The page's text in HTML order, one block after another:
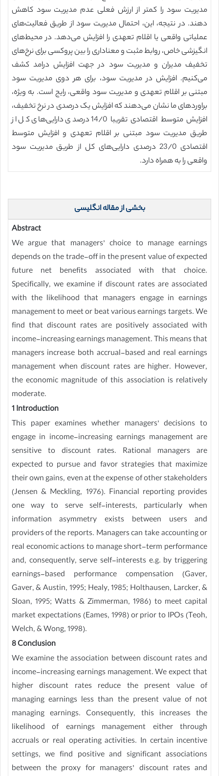
مدیریت سود را کمتر از ارزش فعلی عدم مدیریت سود کاهش
دهند. در نتیجه، این، احتمال مدیریت سود از طریق فعالیت‌های
عملیاتی واقعی یا اقلام تعهدی را افزایش می‌دهد. در محیط‌های
انگیزشی خاص، روابط مثبت و معناداری را بین پروکسی برای نرخ‌های
تخفیف مدیران و مدیریت سود در جهت افزایش درامد کشف
می‌کنیم. افزایش در مدیریت سود، برای هر دوی مدیریت سود
مبتنی بر اقلام تعهدی و مدیریت سود واقعی، رایج است. به ویژه،
براوردهای ما نشان می‌دهند که افزایش یک درصدی در نرخ تخفیف،
افزایش متوسط اقتصادی تقریبا 14/0 درصدی دارایی‌های کل از
طریق مدیریت سود مبتنی بر اقلام تعهدی و افزایش متوسط
اقتصادی 23/0 درصدی دارایی‌های کل از طریق مدیریت سود
واقعی را به همراه دارد.
بخشی از مقاله انگلیسی
Abstract
We argue that managers’ choice to manage earnings
depends on the trade-off in the present value of expected
future net benefits associated with that choice.
Specifically, we examine if discount rates are associated
with the likelihood that managers engage in earnings
management to meet or beat various earnings targets. We
find that discount rates are positively associated with
income-increasing earnings management. This means that
managers increase both accrual-based and real earnings
management when discount rates are higher. However,
the economic magnitude of this association is relatively
moderate.
1 Introduction
This paper examines whether managers’ decisions to
engage in income-increasing earnings management are
sensitive to discount rates. Rational managers are
expected to pursue and favor strategies that maximize
their own gains, even at the expense of other stakeholders
(Jensen & Meckling, 1976). Financial reporting provides
one way to serve self-interests, particularly when
information asymmetry exists between users and
providers of the reports. Managers can take accounting or
real economic actions to manage short-term performance
and, consequently, serve self-interests e.g. by triggering
earnings-based performance compensation (Gaver,
Gaver, & Austin, 1995; Healy, 1985; Holthausen, Larcker, &
Sloan, 1995; Watts & Zimmerman, 1986) to meet capital
market expectations (Eames, 1998) or prior to IPOs (Teoh,
Welch, & Wong, 1998).
8 Conclusion
We examine the association between discount rates and
income-increasing earnings management. We expect that
higher discount rates reduce the present value of
managing earnings less than the present value of not
managing earnings. Consequently, this increases the
likelihood of earnings management either through
accruals or real operating activities. In certain incentive
settings, we find positive and significant associations
between the proxy for managers’ discount rates and